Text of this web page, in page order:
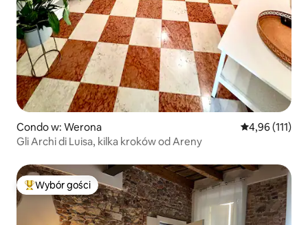
Condo w: Werona Średnia
4,96 (111)
Gli Archi di Luisa, kilka kroków od Areny
Najpopularniejsze z kategorii Wybór gości
Wybór gości